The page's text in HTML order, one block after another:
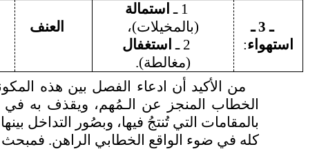
ـ 3 ـ
استهواء:
1 ـ
استمالة
(بالمخيلات)،
2 ـ
استغفال
(مغالطة).
العنف
من الأكيد أن ادعاء الفصل بين هذه
الخطاب المنجز عن الـمُهم، ويقذف به في
كله في ضوء الواقع الخطابي الراهن.